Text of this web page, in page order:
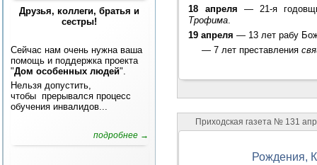
Друзья, коллеги, братья и
сестры!
Сейчас нам очень нужна ваша
помощь и поддержка проекта
"Дом особенных людей".
Нельзя допустить,
чтобы прерывался процесс
обучения инвалидов...
подробнее →
18 апреля — 21-я
Трофима
19 апреля — 13 лет рабу
—7 лет преставления
Приходская газета № 131
Рождения,